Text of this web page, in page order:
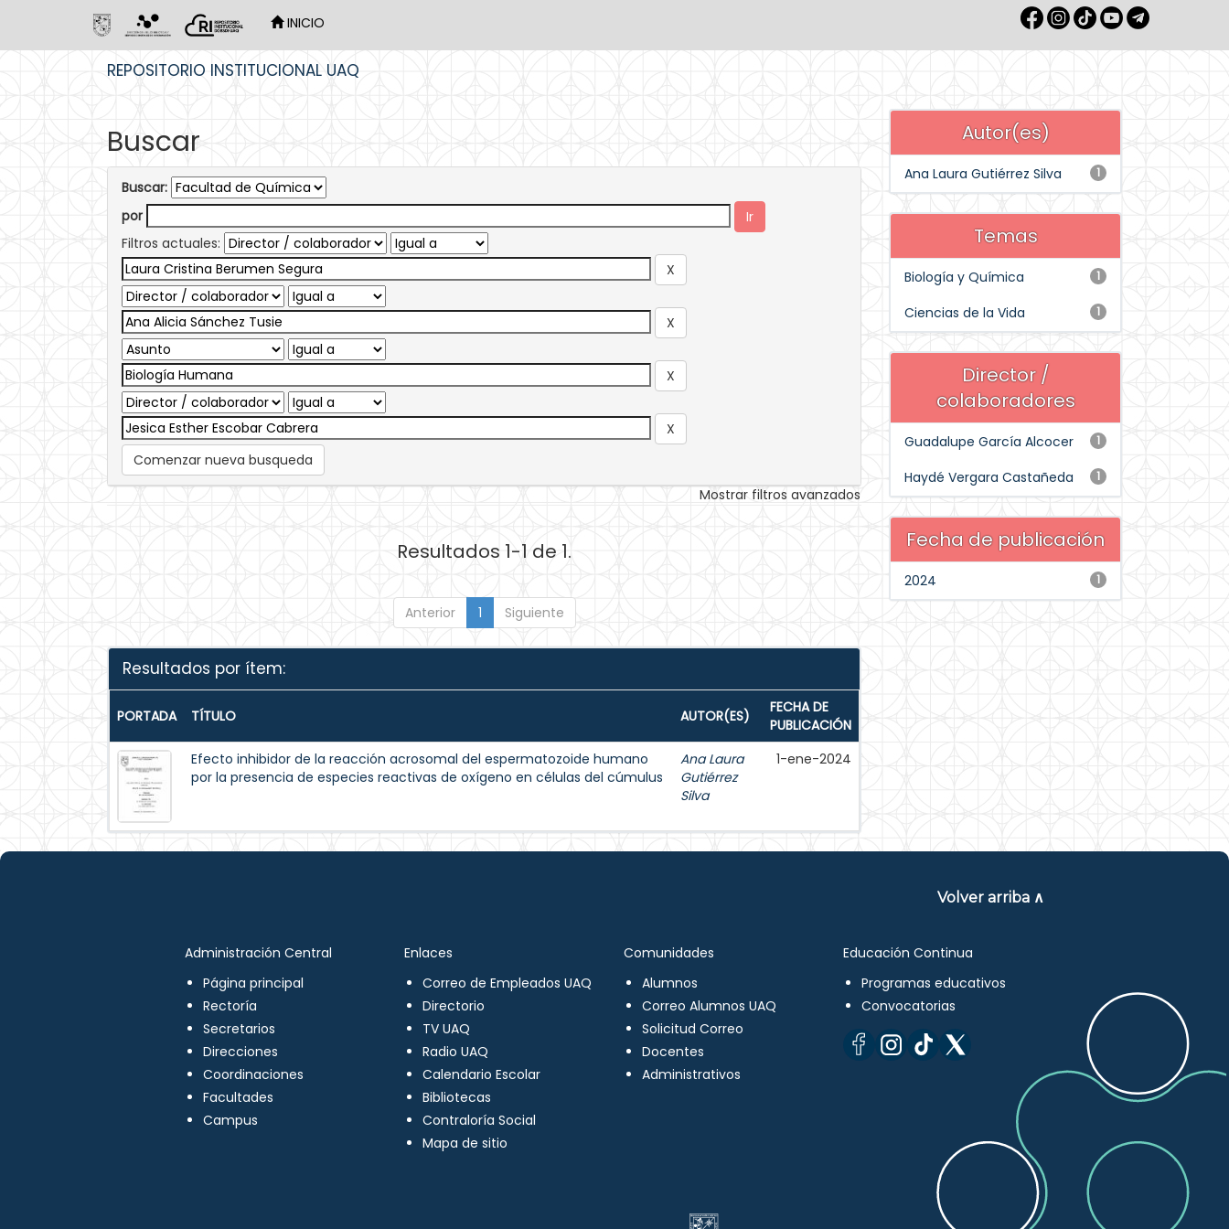
INICIO
REPOSITORIO INSTITUCIONAL UAQ
Buscar
Buscar:
por
Filtros actuales:
Comenzar nueva busqueda
Mostrar filtros avanzados
Resultados 1-1 de 1.
Anterior 1 Siguiente
Resultados por ítem:
PORTADA TÍTULO AUTOR(ES)
FECHA DE
PUBLICACIÓN
Efecto inhibidor de la reacción acrosomal del espermatozoide humano
por la presencia de especies reactivas de oxígeno en células del cúmulus
Ana Laura
Gutiérrez
Silva
1-ene-2024
Autor(es)
1
Ana Laura Gutiérrez Silva
Temas
1
Biología y Química
1
Ciencias de la Vida
Director /
colaboradores
1
Guadalupe García Alcocer
1
Haydé Vergara Castañeda
Fecha de publicación
1
2024
Volver arriba ∧
Administración Central
Página principal
Rectoría
Secretarios
Direcciones
Coordinaciones
Facultades
Campus
Enlaces
Correo de Empleados UAQ
Directorio
TV UAQ
Radio UAQ
Calendario Escolar
Bibliotecas
Contraloría Social
Mapa de sitio
Comunidades
Alumnos
Correo Alumnos UAQ
Solicitud Correo
Docentes
Administrativos
Educación Continua
Programas educativos
Convocatorias